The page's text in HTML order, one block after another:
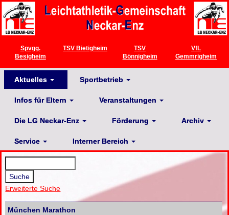
Spvgg.
Besigheim
TSV Bietigheim
TSV
Bönnigheim
VfL
Gemmrigheim
Aktuelles Sportbetrieb
Infos für Eltern Veranstaltungen
Die LG Neckar-Enz Förderung Archiv
Service Interner Bereich
Erweiterte Suche
München Marathon